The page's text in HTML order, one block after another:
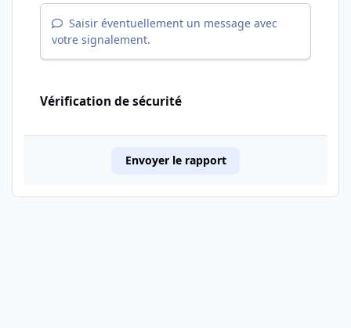
Saisir éventuellement un message avec
votre signalement.
Vérification de sécurité
Envoyer le rapport